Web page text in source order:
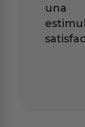
una